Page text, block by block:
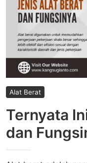
Alat Berat
Ternyata
dan